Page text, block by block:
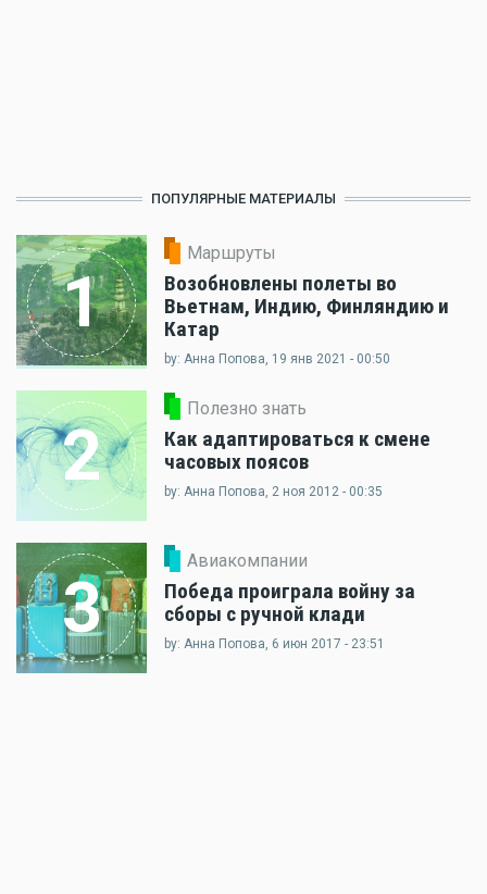
ПОПУЛЯРНЫЕ МАТЕРИАЛЫ
1
Маршруты
Возобновлены полеты во
Вьетнам, Индию, Финляндию и
Катар
by: Анна Попова, 19 янв 2021 - 00:50
2
Полезно знать
Как адаптироваться к смене
часовых поясов
by: Анна Попова, 2 ноя 2012 - 00:35
3
Авиакомпании
Победа проиграла войну за
сборы с ручной клади
by: Анна Попова, 6 июн 2017 - 23:51